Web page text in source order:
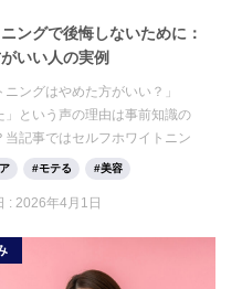
ングで後悔しないために：
いい人の実例
ニングはやめた方がいい？」
」という声の理由は事前知識の
当記事ではセルフホワイトニン
や、後悔しないための選び方・
を徹底解説。正しい知識で失敗
たに合うケア方法を見つけま
モテる 美容
: 2026年4月1日